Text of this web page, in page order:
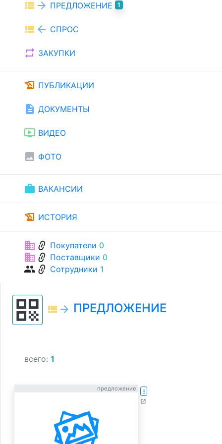
view_list arrow_forward ПРЕДЛОЖЕНИЕ 1
view_list arrow_back СПРОС
repeat ЗАКУПКИ
history_edu ПУБЛИКАЦИИ
description ДОКУМЕНТЫ
ondemand_video ВИДЕО
image ФОТО
work ВАКАНСИИ
history_edu ИСТОРИЯ
businesslink Покупатели 0
businesslink Поставщики 0
grouplink Сотрудники 1
qr_code view_list arrow_forward ПРЕДЛОЖЕНИЕ
всего: 1
предложение more_vert
open_in_new